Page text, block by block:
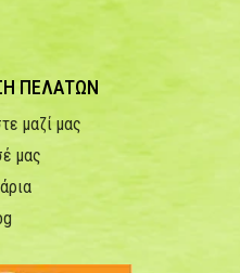
ΠΕΛΑΤΩΝ
μαζί μας
μας